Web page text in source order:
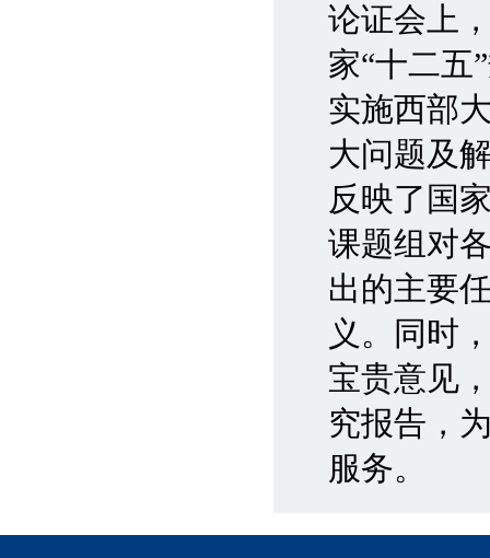
论证会上
家“十二五
实施西部
大问题及
反映了国
课题组对
出的主要
义。同时
宝贵意见
究报告，
服务。